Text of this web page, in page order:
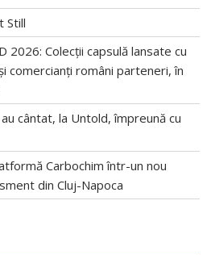
Still
2026: Colecții capsulă lansate cu
comercianți români parteneri, în
cântat, la Untold, împreună cu
Carbochim într-un nou
din Cluj-Napoca